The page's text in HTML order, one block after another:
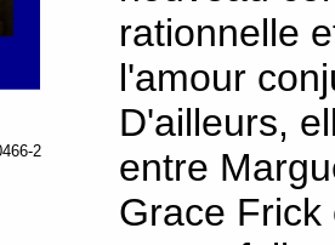
2
rationnelle
l'amour
D'ailleurs,
entre
Grace Frick